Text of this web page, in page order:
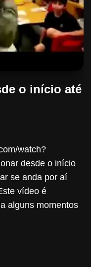
o início até
watch?
desde o início
se anda por aí
vídeo é
alguns momentos